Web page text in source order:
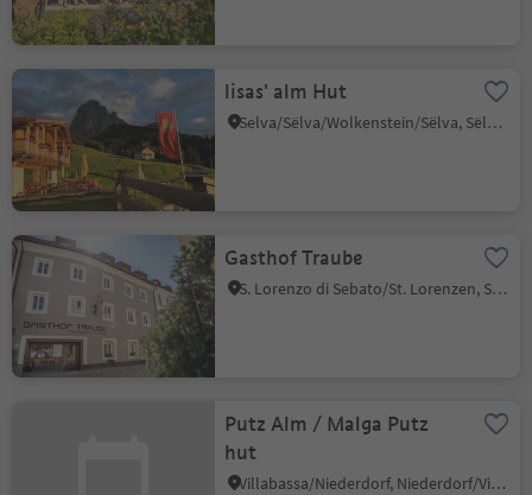
lisas' alm Hut
Selva/Sëlva/Wolkenstein/Sëlva, Sëlva/Selva di Val Gardena, Dolomites Region Val Gardena
Gasthof Traube
S. Lorenzo di Sebato/St. Lorenzen, St.Lorenzen/San Lorenzo di Sebato, Dolomites Region Kronplatz/Plan de Corones
Putz Alm / Malga Putz
hut
Villabassa/Niederdorf, Niederdorf/Villabassa, Dolomites Region 3 Zinnen